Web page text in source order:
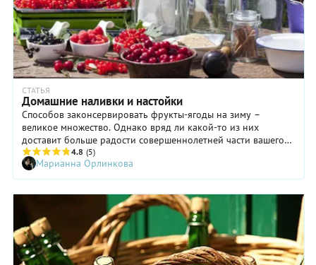
СТАТЬЯ
Домашние наливки и настойки
Способов законсервировать фрукты-ягоды на зиму –
великое множество. Однако вряд ли какой-то из них
доставит больше радости совершеннолетней части вашего
семейства, чем наливки и настойки.
4.8 (5)
Марианна Орлинкова